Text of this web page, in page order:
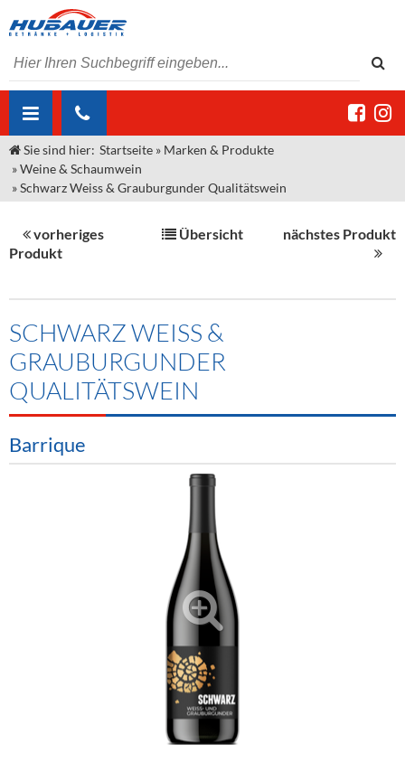
ÜBER UNS
Jobs
Unser Liefergebiet
Unser Team
Kontakt
AKTUELLES
Angebote Gastronomie & Großhandel
Gastronomie
Großhandel
Innovation - Die Neue Art des Bierzapfens
"DroughtMaster"
Neuigkeiten
Termine
MARKEN & PRODUKTE
Weine & Schaumwein
Sirup
Spirituosen
Bier
Alkoholfreie Getränke
Öle & Küchenartikel
Hygieneartikel & Desinfektion
Kommisionskauf & Lieferbedingungen
Fremddienstleistungen
Sie sind hier: Startseite » Marken & Produkte
»Weine & Schaumwein
»Schwarz Weiss & Grauburgunder Qualitätswein
vorheriges
Produkt
Übersicht nächstes Produkt
SCHWARZ WEISS &
GRAUBURGUNDER
QUALITÄTSWEIN
Barrique